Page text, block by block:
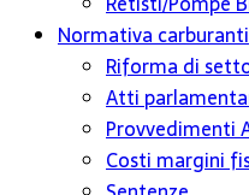
Normativa carburanti
Riforma di
Atti
Provvedimenti
Costi margini